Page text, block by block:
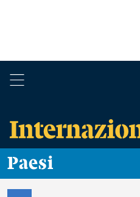
Paesi